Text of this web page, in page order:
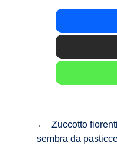
←
Zuccotto
sembra da